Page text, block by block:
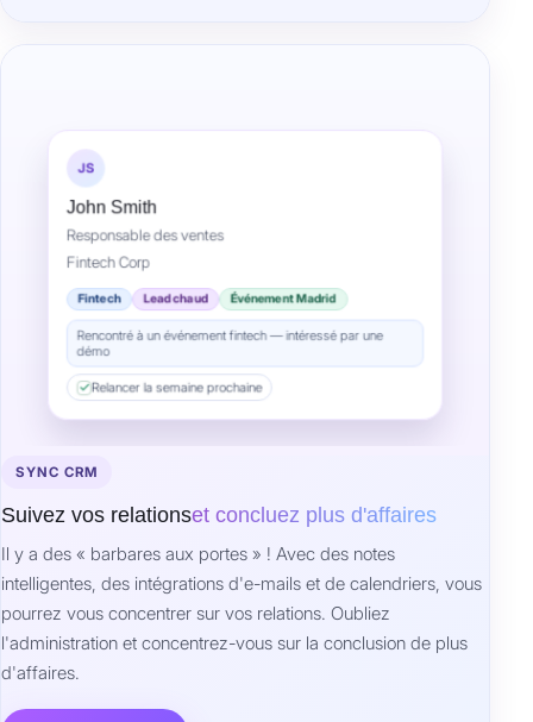
SYNC CRM
Suivez vos relationset concluez plus d'affaires
Il y a des « barbares aux portes » ! Avec des notes
intelligentes, des intégrations d'e-mails et de calendriers, vous
pourrez vous concentrer sur vos relations. Oubliez
l'administration et concentrez-vous sur la conclusion de plus
d'affaires.